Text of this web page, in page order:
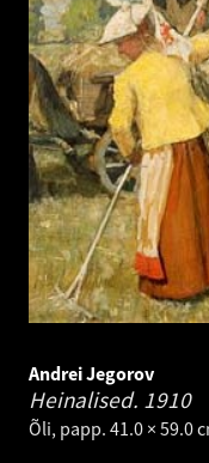
Andrei Jegorov
Heinalised. 1910
Õli, papp. 41.0 × 59.0